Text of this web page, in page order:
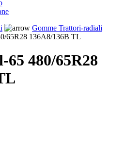
Gomme Trattori-radiali
65R28 136A8/136B TL
480/65R28